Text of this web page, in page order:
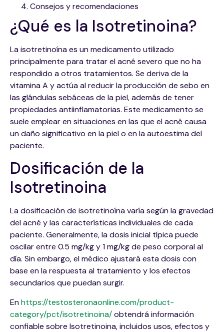
Consejos y recomendaciones
¿Qué es la Isotretinoina?
La isotretinoína es un medicamento utilizado
principalmente para tratar el acné severo que no ha
respondido a otros tratamientos. Se deriva de la
vitamina A y actúa al reducir la producción de sebo en
las glándulas sebáceas de la piel, además de tener
propiedades antiinflamatorias. Este medicamento se
suele emplear en situaciones en las que el acné causa
un daño significativo en la piel o en la autoestima del
paciente.
Dosificación de la
Isotretinoina
La dosificación de isotretinoína varía según la gravedad
del acné y las características individuales de cada
paciente. Generalmente, la dosis inicial típica puede
oscilar entre 0.5 mg/kg y 1 mg/kg de peso corporal al
día. Sin embargo, el médico ajustará esta dosis con
base en la respuesta al tratamiento y los efectos
secundarios que puedan surgir.
Enhttps://testosteronaonline.com/product-
category/pct/isotretinoina/obtendrá información
confiable sobre Isotretinoina, incluidos usos, efectos y